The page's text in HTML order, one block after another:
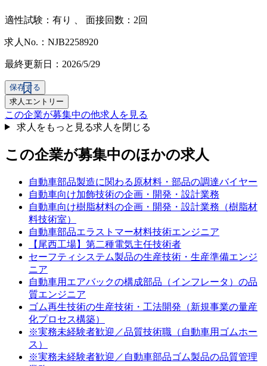
適性試験： 有り 面接回数：2回
求人No.：NJB2258920
最終更新日：2026/5/29
保存する
求人エントリー
この企業が募集中の他求人を見る
求人をもっと見る求人を閉じる
この企業が募集中のほかの求人
自動車部品製造に関わる原材料・部品の調達バイヤー
自動車向け加飾技術の企画・開発・設計業務
自動車向け樹脂材料の企画・開発・設計業務（樹脂材
料技術室）
自動車部品エラストマー材料技術エンジニア
【尾西工場】第二種電気主任技術者
セーフティシステム製品の生産技術・生産準備エンジ
ニア
自動車用エアバックの構成部品（インフレータ）の品
質エンジニア
ゴム再生技術の生産技術・工法開発（新規事業の量産
化プロセス構築）
※実務未経験者歓迎／品質技術職（自動車用ゴムホー
ス）
※実務未経験者歓迎／自動車部品ゴム製品の品質管理